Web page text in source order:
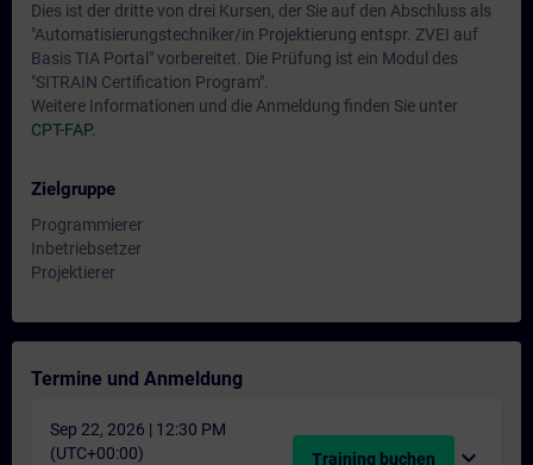
Dies ist der dritte von drei Kursen, der Sie auf den Abschluss als
"Automatisierungstechniker/in Projektierung entspr. ZVEI auf
Basis TIA Portal" vorbereitet. Die Prüfung ist ein Modul des
"SITRAIN Certification Program".
Weitere Informationen und die Anmeldung finden Sie unter
CPT-FAP.
Zielgruppe
Programmierer
Inbetriebsetzer
Projektierer
Termine und Anmeldung
Sep 22, 2026 | 12:30 PM
(UTC+00:00)
Training buchen expand_more